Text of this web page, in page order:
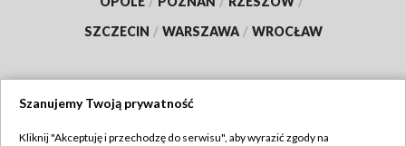
SZCZECIN / WARSZAWA / WROCŁAW
Szanujemy Twoją prywatność
Kliknij "Akceptuję i przechodzę do serwisu", aby wyrazić zgody na